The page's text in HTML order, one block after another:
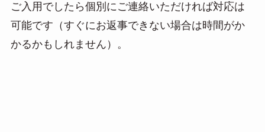
ご入用でしたら個別にご連絡いただければ対応は
可能です（すぐにお返事できない場合は時間がか
かるかもしれません）。